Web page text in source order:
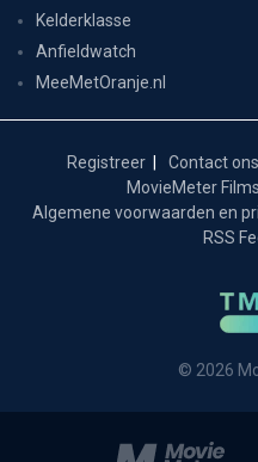
Kelderklasse
Anfieldwatch
MeeMetOranje.nl
Registreer Contact ons
MovieMeter
Algemene voorwaarden en
RSS
© 2026